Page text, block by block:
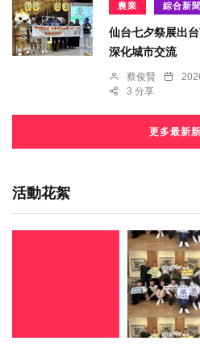
農業 綜合新聞
仙台七夕祭展出
深化城市交流
蔡俊賢
3 分享
更多最新
活動花絮